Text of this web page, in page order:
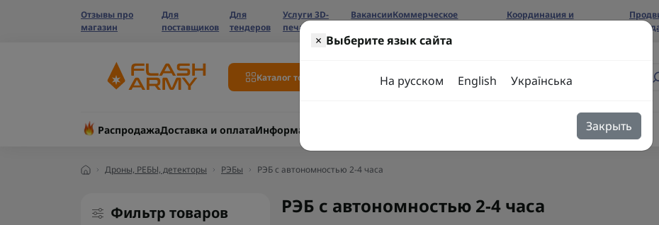
Отзывы про
магазин
Для
поставщиков
Для
тендеров
Услуги 3D-
печати
ВакансииКоммерческое
Координация и
Каталог товаров
РаспродажаДоставка и оплатаИнформация
Дроны, РЕБЫ, детекторы РЭБы РЭБ с автономностью 2-4 часа
× Выберите язык сайта
На русском English Українська
Закрыть
Фильтр товаров РЭБ с автономностью 2-4 часа